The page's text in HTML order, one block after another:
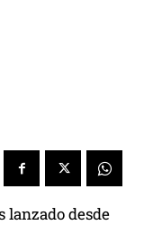
lanzado desde